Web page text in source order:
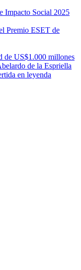
Impacto Social 2025
Premio ESET de
de US$1.000 millones
de la Espriella
en leyenda